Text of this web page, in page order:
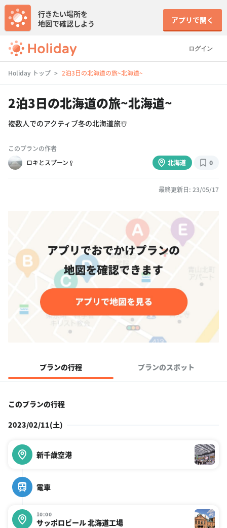
ログイン
行きたい場所を
地図で確認しよう
アプリで開く
Holiday トップ 2泊3日の北海道の旅~北海道~
2泊3日の北海道の旅~北海道~
複数人でのアクティブ冬の北海道旅☃️
このプランの作者
ロキとスプーン🥄
北海道 0
最終更新日: 23/05/17
プランの行程 プランのスポット
このプランの行程
2023/02/11(土)
新千歳空港
電車
10:00
サッポロビール 北海道工場